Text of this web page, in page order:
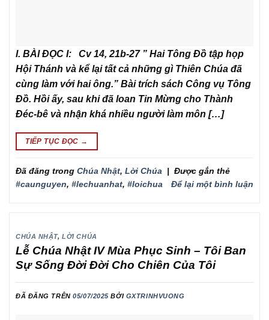
I. BÀI ĐỌC I: Cv 14, 21b-27 ” Hai Tông Đồ tập họp
Hội Thánh và kể lại tất cả những gì Thiên Chúa đã
cùng làm với hai ông.” Bài trích sách Công vụ Tông
Đồ. Hồi ấy, sau khi đã loan Tin Mừng cho Thành
Đéc-bê và nhận khá nhiều người làm môn […]
TIẾP TỤC ĐỌC →
Đã đăng trong Chúa Nhật, Lời Chúa | Được gắn thẻ
#caunguyen, #lechuanhat, #loichua Để lại một bình luận
CHÚA NHẬT,LỜI CHÚA
Lễ Chúa Nhật IV Mùa Phục Sinh – Tôi Ban
Sự Sống Đời Đời Cho Chiên Của Tôi
ĐÃ ĐĂNG TRÊN05/07/2025 BỞI GXTRINHVUONG